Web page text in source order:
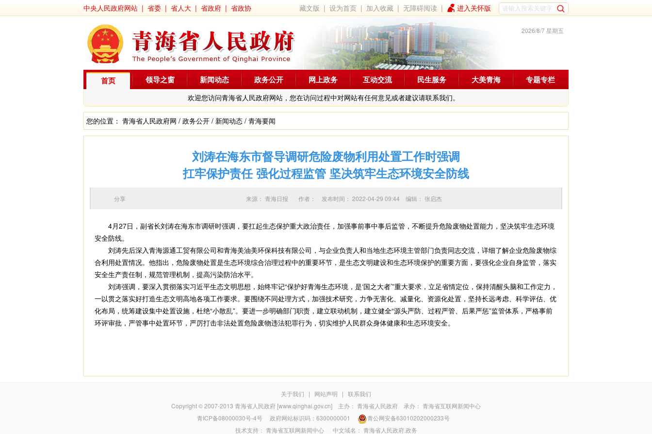
中央人民政府网站 | 省委 | 省人大 | 省政府 | 省政协 藏文版 |设为首页 | 加入收藏 |无障碍阅读 | 进入关怀版
2026/8/7 星期五
首页
欢迎您访问青海省人民政府网站，您在访问过程中对网站有任何意见或者建议请联系我们。
领导之窗 新闻动态 政务公开 网上政务 互动交流 民生服务 大美青海 专题专栏
您的位置： 青海省人民政府网 / 政务公开 / 新闻动态 / 青海要闻
刘涛在海东市督导调研危险废物利用处置工作时强调
扛牢保护责任 强化过程监管 坚决筑牢生态环境安全防线
来源： 青海日报 作者： 发布时间： 2022-04-29 09:44 编辑： 张启杰
分享
4月27日，副省长刘涛在海东市调研时强调，要扛起生态保护重大政治责任，加强事前事中事后监管，不断提升危险废物处置能力，坚决筑牢生态环境
安全防线。
刘涛先后深入青海源通工贸有限公司和青海美油美环保科技有限公司，与企业负责人和当地生态环境主管部门负责同志交流，详细了解企业危险废物综
合利用处置情况。他指出，危险废物处置是生态环境综合治理过程中的重要环节，是生态文明建设和生态环境保护的重要方面，要强化企业自身监管，落实
安全生产责任制，规范管理机制，提高污染防治水平。
刘涛强调，要深入贯彻落实习近平生态文明思想，始终牢记“保护好青海生态环境，是‘国之大者’”重大要求，立足省情定位，保持清醒头脑和工作定力，
一以贯之落实好打造生态文明高地各项工作要求。要围绕不同处理方式，加强技术研究，力争无害化、减量化、资源化处置，坚持长远考虑、科学评估、优
化布局，统筹建设集中处置设施，杜绝“小散乱”。要进一步明确部门职责，建立联动机制，建立健全“源头严防、过程严管、后果严惩”监管体系，严格事前
环评审批，严管事中处置环节，严厉打击非法处置危险废物违法犯罪行为，切实维护人民群众身体健康和生态环境安全。
关于我们 | 网站声明 | 联系我们
Copyright © 2007-2013 青海省人民政府 [www.qinghai.gov.cn] 主办： 青海省人民政府 承办： 青海省互联网新闻中心
青ICP备08000030号-4号政府网站标识码：6300000001
青公网安备63010202000233号
技术支持： 青海省互联网新闻中心中文域名： 青海省人民政府.政务